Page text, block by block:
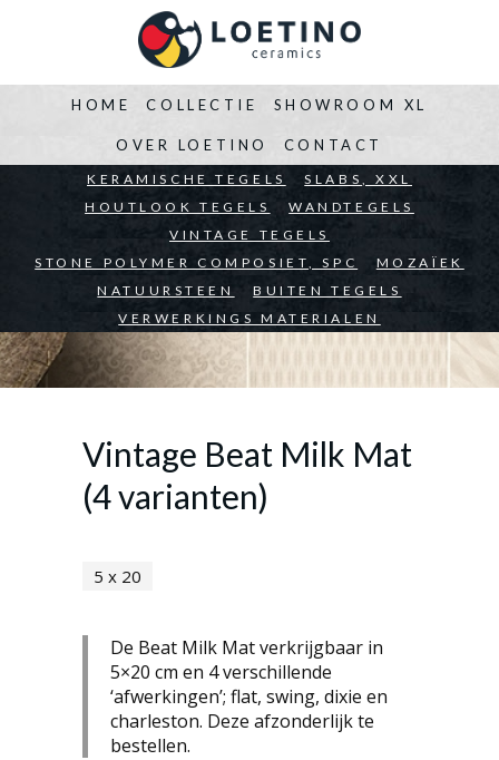
HOME
BEDRIJVEN ARCHITECTEN PARTICULIEREN
COLLECTIE
KERAMISCHE TEGELS
SLABS, XXL
HOUTLOOK TEGELS
WANDTEGELS
VINTAGE TEGELS
STONE POLYMER COMPOSIET, SPC
MOZAÏEK
NATUURSTEEN
BUITEN TEGELS
VERWERKINGS MATERIALEN
SHOWROOM XL
OVER LOETINO CONTACT
Vintage Beat Milk Mat
(4 varianten)
5 x 20
De Beat Milk Mat verkrijgbaar in
5×20 cm en 4 verschillende
‘afwerkingen’; flat, swing, dixie en
charleston. Deze afzonderlijk te
bestellen.